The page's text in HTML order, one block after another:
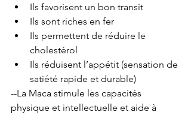
Ils favorisent un bon transit
Ils sont riches en fer
Ils permettent de réduire le
cholestérol
Ils réduisent l’appétit (sensation de
satiété rapide et durable)
--La Maca stimule les capacités
physique et intellectuelle et aide à